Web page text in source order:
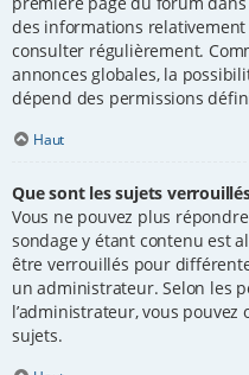
des informations
consulter régulièrement.
annonces globales, la
dépend des permissions
Haut
Que sont les sujets
Vous ne pouvez plus
sondage y étant contenu est
être verrouillés pour
un administrateur. Selon les
l’administrateur, vous
sujets.